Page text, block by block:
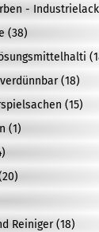
-
(38)
(18)
(15)
(1)
Reiniger (18)